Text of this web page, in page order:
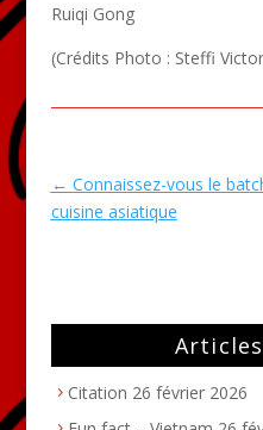
Ruiqi Gong
(Crédits Photo : Steffi
← Connaissez-vous le
cuisine asiatique
Citation 26 février 2026